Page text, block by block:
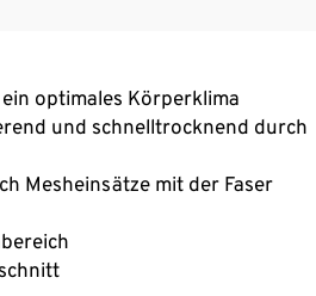
optimales Körperklima
und schnelltrocknend durch
Mesheinsätze mit der Faser